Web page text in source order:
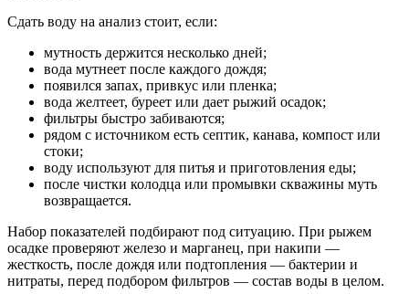
Сдать воду на анализ стоит, если:
мутность держится несколько дней;
вода мутнеет после каждого дождя;
появился запах, привкус или пленка;
вода желтеет, буреет или дает рыжий осадок;
фильтры быстро забиваются;
рядом с источником есть септик, канава, компост или
стоки;
воду используют для питья и приготовления еды;
после чистки колодца или промывки скважины муть
возвращается.
Набор показателей подбирают под ситуацию. При рыжем
осадке проверяют железо и марганец, при накипи —
жесткость, после дождя или подтопления — бактерии и
нитраты, перед подбором фильтров — состав воды в целом.